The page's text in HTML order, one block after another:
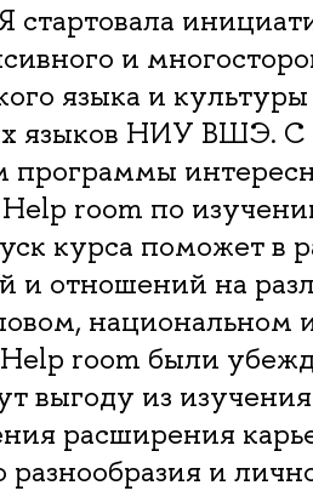
и
языка и
языков НИУ ВШЭ. С
программы
room по
курса поможет в
и отношений на
национальном
room были
выгоду из изучения
расширения
и